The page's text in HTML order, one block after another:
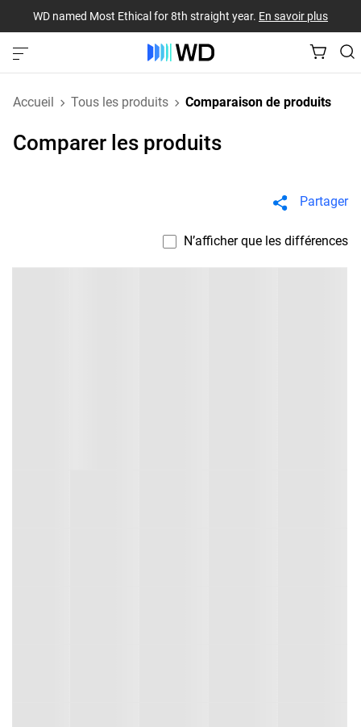
WD named Most Ethical for 8th straight year. En savoir plus
Accueil Tous les produits Comparaison de produits
Comparer les produits
Partager
N’afficher que les différences